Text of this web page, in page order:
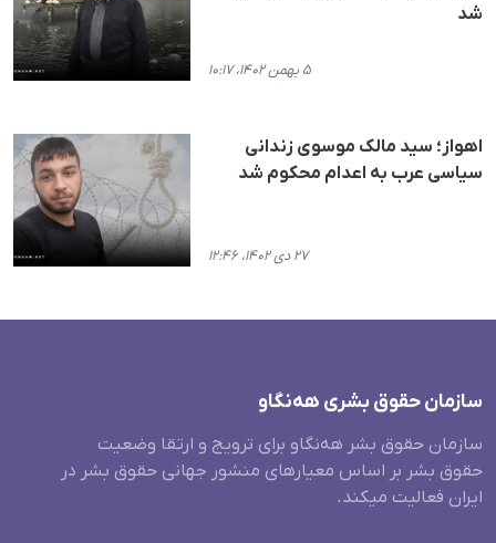
شد
۵ بهمن ۱۴۰۲، ۱۰:۱۷
اهواز؛ سید مالک موسوی زندانی
سیاسی عرب به اعدام محکوم شد
۲۷ دی ۱۴۰۲، ۱۲:۴۶
سازمان حقوق بشری هەنگاو
سازمان حقوق بشر هه‌نگاو برای ترویج و ارتقا وضعیت
حقوق بشر بر اساس معیارهای منشور جهانی حقوق بشر در
ایران فعالیت میکند.